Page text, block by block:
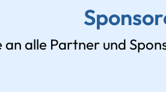
an alle Partner und